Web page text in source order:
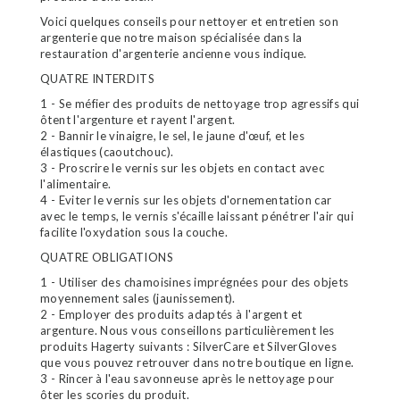
Voici quelques conseils pour nettoyer et entretien son
argenterie que notre maison spécialisée dans la
restauration d'argenterie ancienne vous indique.
QUATRE INTERDITS
1 - Se méfier des produits de nettoyage trop agressifs qui
ôtent l'argenture et rayent l'argent.
2 - Bannir le vinaigre, le sel, le jaune d'œuf, et les
élastiques (caoutchouc).
3 - Proscrire le vernis sur les objets en contact avec
l'alimentaire.
4 - Eviter le vernis sur les objets d'ornementation car
avec le temps, le vernis s'écaille laissant pénétrer l'air qui
facilite l'oxydation sous la couche.
QUATRE OBLIGATIONS
1 - Utiliser des chamoisines imprégnées pour des objets
moyennement sales (jaunissement).
2 - Employer des produits adaptés à l'argent et
argenture. Nous vous conseillons particulièrement les
produits Hagerty suivants : SilverCare et SilverGloves
que vous pouvez retrouver dans notre boutique en ligne.
3 - Rincer à l'eau savonneuse après le nettoyage pour
ôter les scories du produit.